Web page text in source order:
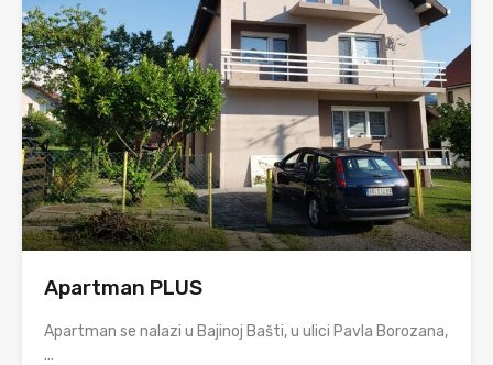
Apartman PLUS
Apartman se nalazi u Bajinoj Bašti, u ulici Pavla Borozana,
…